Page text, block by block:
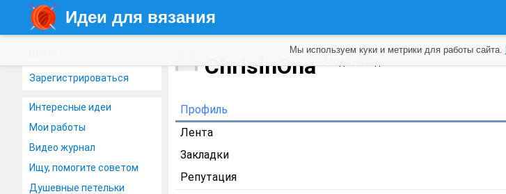
Идеи для вязания
Зарегистрироваться
Интересные идеи
Мои работы
Видео журнал
Ищу, помогите советом
Душевные петельки
ChrisinOna
Профиль
Лента
Закладки
Репутация
Мы используем куки и метрики для работы сайта.